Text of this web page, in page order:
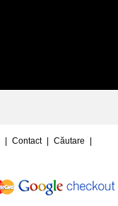
Contact Căutare